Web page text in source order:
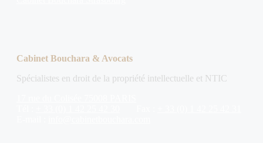
Cabinet Bouchara & Avocats
Spécialistes en droit de la propriété intellectuelle et NTIC